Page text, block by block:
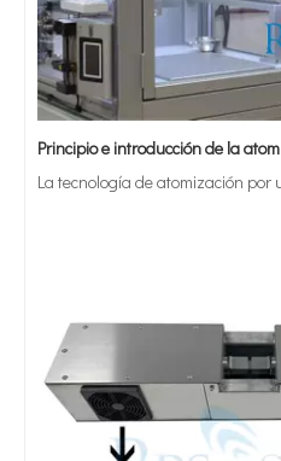
La tecnología de atomización